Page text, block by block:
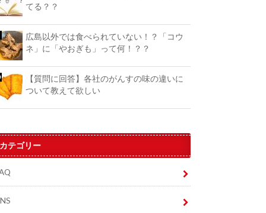
てる？？
広島以外では食べられていない！？「コウ
ネ」に「やおぎも」って何！？？
【質問に回答】各社のがんすの味の違いに
ついて教えて欲しい
テゴリー